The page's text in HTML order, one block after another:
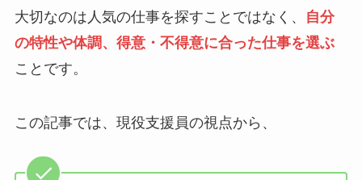
大切なのは人気の仕事を探すことではなく、
自分
の特性や体調、得意・不得意に合った仕事を選ぶ
ことです。
この記事では、現役支援員の視点から、